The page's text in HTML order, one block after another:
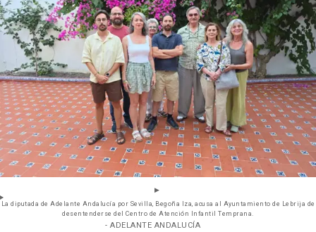
La diputada de Adelante Andalucía por Sevilla, Begoña Iza, acusa al Ayuntamiento de Lebrija de
desentenderse del Centro de Atención Infantil Temprana.
- ADELANTE ANDALUCÍA